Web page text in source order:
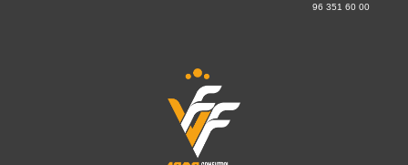
96 351 60 00